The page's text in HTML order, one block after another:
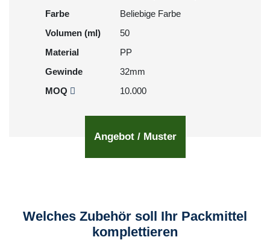
Farbe
Beliebige Farbe
Volumen (ml)
50
Material
PP
Gewinde
32mm
MOQ
10.000
Angebot / Muster
Welches Zubehör soll Ihr Packmittel
komplettieren